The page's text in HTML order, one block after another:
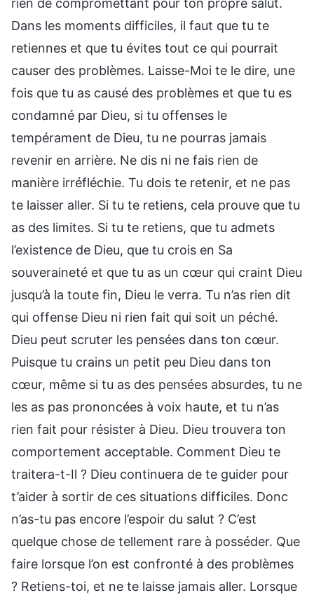
Dans les moments difficiles, il faut que tu te
retiennes et que tu évites tout ce qui pourrait
causer des problèmes. Laisse-Moi te le dire, une
fois que tu as causé des problèmes et que tu es
condamné par Dieu, si tu offenses le
tempérament de Dieu, tu ne pourras jamais
revenir en arrière. Ne dis ni ne fais rien de
manière irréfléchie. Tu dois te retenir, et ne pas
te laisser aller. Si tu te retiens, cela prouve que tu
as des limites. Si tu te retiens, que tu admets
l’existence de Dieu, que tu crois en Sa
souveraineté et que tu as un cœur qui craint Dieu
jusqu’à la toute fin, Dieu le verra. Tu n’as rien dit
qui offense Dieu ni rien fait qui soit un péché.
Dieu peut scruter les pensées dans ton cœur.
Puisque tu crains un petit peu Dieu dans ton
cœur, même si tu as des pensées absurdes, tu ne
les as pas prononcées à voix haute, et tu n’as
rien fait pour résister à Dieu. Dieu trouvera ton
comportement acceptable. Comment Dieu te
traitera-t-Il ? Dieu continuera de te guider pour
t’aider à sortir de ces situations difficiles. Donc
n’as-tu pas encore l’espoir du salut ? C’est
quelque chose de tellement rare à posséder. Que
faire lorsque l’on est confronté à des problèmes
? Retiens-toi, et ne te laisse jamais aller. Lorsque